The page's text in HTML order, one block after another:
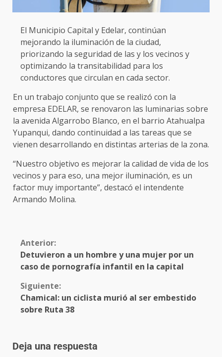
El Municipio Capital y Edelar, continúan
mejorando la iluminación de la ciudad,
priorizando la seguridad de las y los vecinos y
optimizando la transitabilidad para los
conductores que circulan en cada sector.
En un trabajo conjunto que se realizó con la
empresa EDELAR, se renovaron las luminarias sobre
la avenida Algarrobo Blanco, en el barrio Atahualpa
Yupanqui, dando continuidad a las tareas que se
vienen desarrollando en distintas arterias de la zona.
“Nuestro objetivo es mejorar la calidad de vida de los
vecinos y para eso, una mejor iluminación, es un
factor muy importante”, destacó el intendente
Armando Molina.
Anterior:
Detuvieron a un hombre y una mujer por un
caso de pornografía infantil en la capital
Siguiente:
Chamical: un ciclista murió al ser embestido
sobre Ruta 38
Deja una respuesta